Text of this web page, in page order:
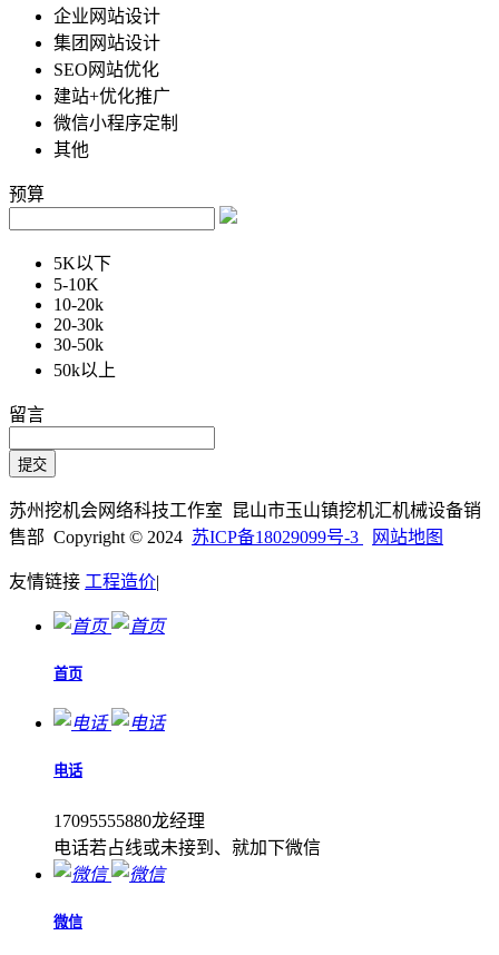
企业网站设计
集团网站设计
SEO网站优化
建站+优化推广
微信小程序定制
其他
预算
5K以下
5-10K
10-20k
20-30k
30-50k
50k以上
留言
苏州挖机会网络科技工作室 昆山市玉山镇挖机汇机械设备销
售部 Copyright © 2024 苏ICP备18029099号-3 网站地图
友情链接 工程造价|
首页
电话
17095555880龙经理
电话若占线或未接到、就加下微信
微信